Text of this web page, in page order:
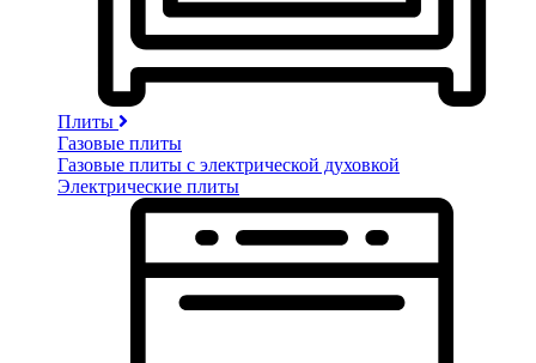
Плиты
Газовые плиты
Газовые плиты с электрической духовкой
Электрические плиты